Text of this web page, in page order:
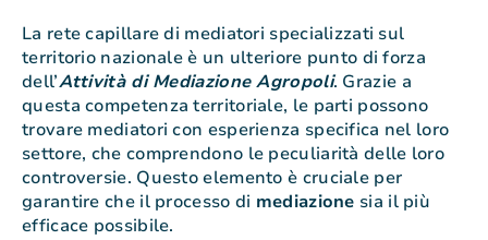
La rete capillare di mediatori specializzati sul
territorio nazionale è un ulteriore punto di forza
dell’Attività di Mediazione Agropoli. Grazie a
questa competenza territoriale, le parti possono
trovare mediatori con esperienza specifica nel loro
settore, che comprendono le peculiarità delle loro
controversie. Questo elemento è cruciale per
garantire che il processo di mediazione sia il più
efficace possibile.